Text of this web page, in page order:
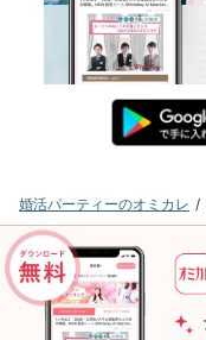
婚活パーティーのオミカレ